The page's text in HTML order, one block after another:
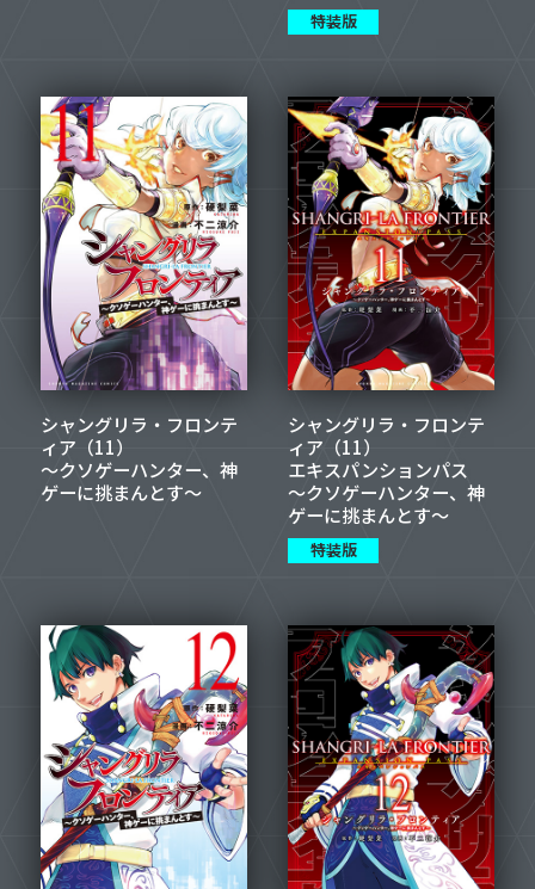
特装版
シャングリラ・フロンテ
ィア（11）
～クソゲーハンター、神
ゲーに挑まんとす～
シャングリラ・フロンテ
ィア（11）
エキスパンションパス
～クソゲーハンター、神
ゲーに挑まんとす～
特装版